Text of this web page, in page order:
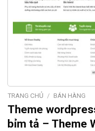
TRANG CHỦ / BÁN HÀNG
Theme
bỉm tả – Theme